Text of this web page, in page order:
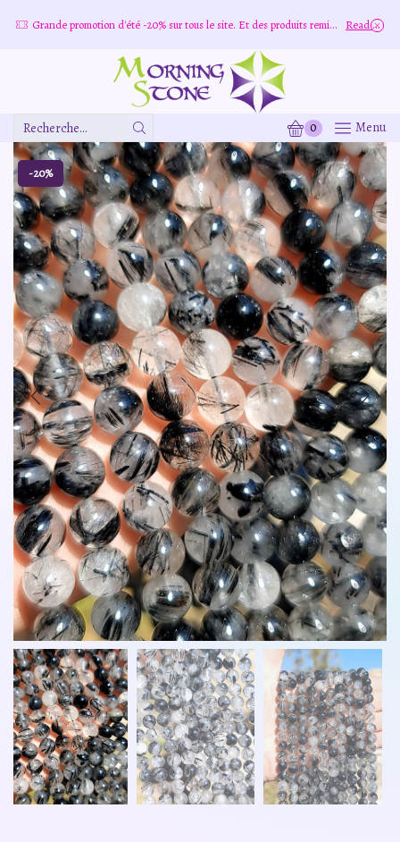
Grande promotion d'été -20% sur tous le site. Et des produits remisé indépendamment Read more
Zone
De
Saisie
De
Recherche
0 Menu
-20%